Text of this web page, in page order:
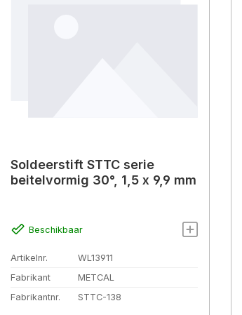
Soldeerstift STTC serie
beitelvormig 30°, 1,5 x 9,9 mm
Beschikbaar
Artikelnr.
WL13911
Fabrikant
METCAL
Fabrikantnr.
STTC-138